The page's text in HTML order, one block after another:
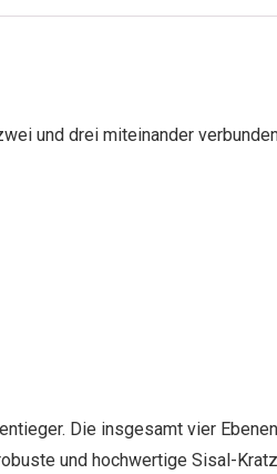
und drei miteinander
Die insgesamt vier
und hochwertige Sisal-